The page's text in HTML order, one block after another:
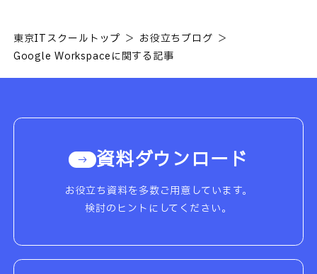
東京ITスクールトップ
お役立ちブログ
Google Workspaceに関する記事
資料ダウンロード
お役立ち資料を多数ご用意しています。
検討のヒントにしてください。